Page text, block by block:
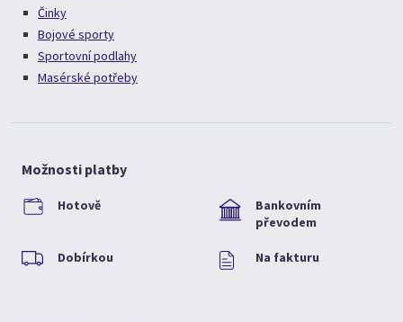
Činky
Bojové sporty
Sportovní podlahy
Masérské potřeby
Možnosti platby
Hotově
Bankovním
převodem
Dobírkou Na fakturu